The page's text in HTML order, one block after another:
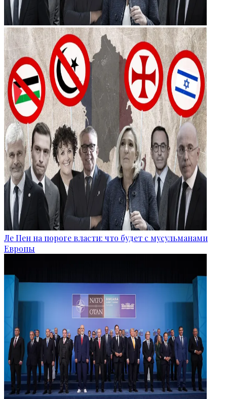
Ле Пен на пороге власти: что будет с мусульманами
Европы